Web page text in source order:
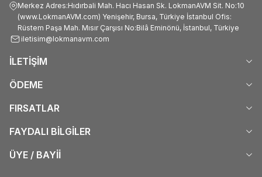
Merkez Adres:Hıdırbali Mah. Hacı Hasan Sk. LokmanAVM Sit. No:10
(www.LokmanAVM.com) Yenişehir, Bursa, Türkiye İstanbul Ofis:
Rüstem Paşa Mah. Mısır Çarşısı No:Bilâ Eminönü, İstanbul, Türkiye
iletisim@lokmanavm.com
İLETİŞİM
ÖDEME
FIRSATLAR
FAYDALI BİLGİLER
ÜYE / BAYİİ